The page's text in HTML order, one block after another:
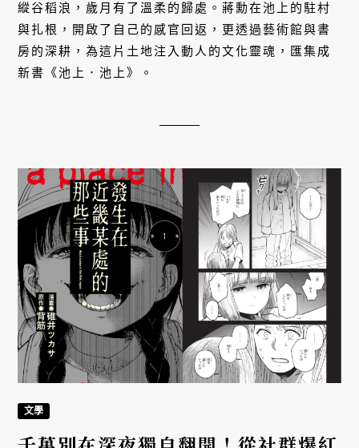
縱谷稻浪，歲月有了溫柔的歸處。蔣勳在池上的駐村
與扎根，開啟了自己的感官回返，更透過藝術館與書
房的深耕，為這片土地注入動人的文化靈魂，匯集成
新書《池上．池上》。
文學